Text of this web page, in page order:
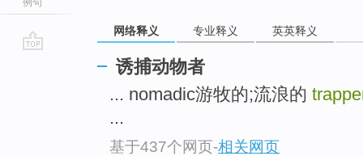
例句
网络释义 专业释义 英英释义
诱捕动物者
... nomadic游牧的;流浪的
...
基于437个网页-相关网页